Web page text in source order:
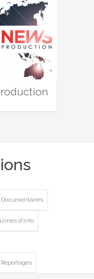
Documentaires
d'info
Reportages